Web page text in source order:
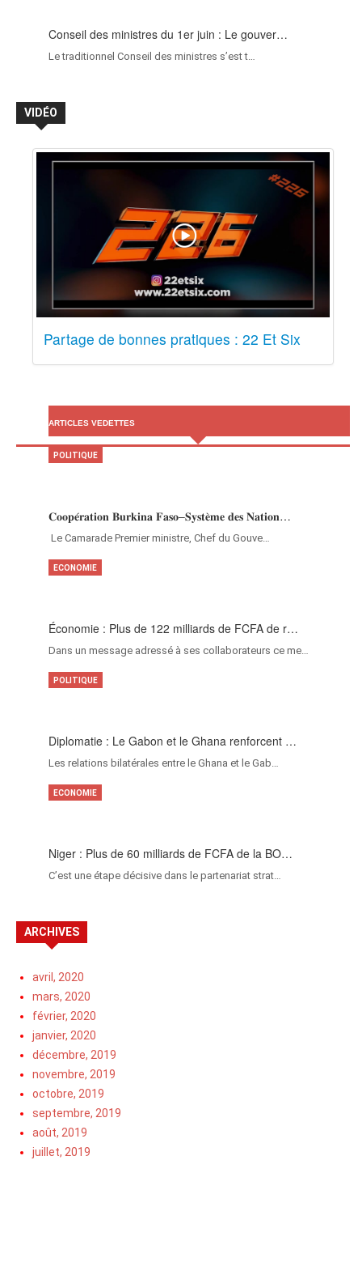
Conseil des ministres du 1er juin : Le gouver…
Le traditionnel Conseil des ministres s’est t…
VIDÉO
Partage de bonnes pratiques : 22 Et Six
ARTICLES VEDETTES
𝐂𝐨𝐨𝐩𝐞́𝐫𝐚𝐭𝐢𝐨𝐧 𝐁𝐮𝐫𝐤𝐢𝐧𝐚 𝐅𝐚𝐬𝐨–𝐒𝐲𝐬𝐭𝐞̀𝐦𝐞 𝐝𝐞𝐬 𝐍𝐚𝐭𝐢𝐨𝐧…
‎Le Camarade Premier ministre, Chef du Gouve…
POLITIQUE
Économie : Plus de 122 milliards de FCFA de r…
Dans un message adressé à ses collaborateurs ce me…
ECONOMIE
Diplomatie : Le Gabon et le Ghana renforcent …
Les relations bilatérales entre le Ghana et le Gab…
POLITIQUE
Niger : Plus de 60 milliards de FCFA de la BO…
C’est une étape décisive dans le partenariat strat…
ECONOMIE
ARCHIVES
avril, 2020
mars, 2020
février, 2020
janvier, 2020
décembre, 2019
novembre, 2019
octobre, 2019
septembre, 2019
août, 2019
juillet, 2019